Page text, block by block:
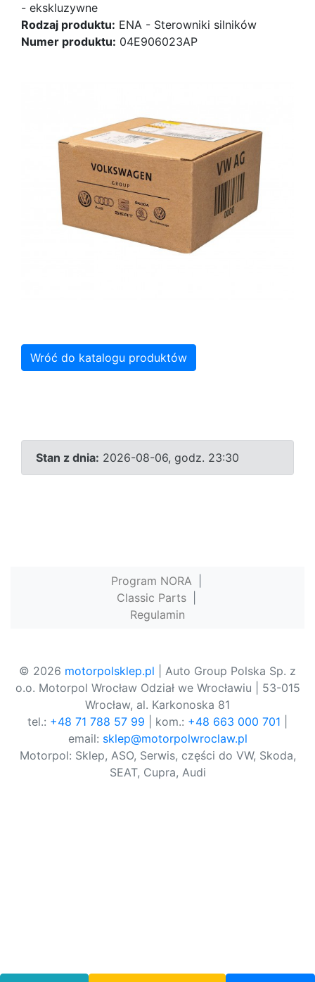
- ekskluzywne
Rodzaj produktu: ENA - Sterowniki silników
Numer produktu: 04E906023AP
Wróć do katalogu produktów
Stan z dnia: 2026-08-06, godz. 23:30
Program NORA
Classic Parts
Regulamin
© 2026 motorpolsklep.pl | Auto Group Polska Sp. z
o.o. Motorpol Wrocław Odział we Wrocławiu | 53-015
Wrocław, al. Karkonoska 81
tel.: +48 71 788 57 99 | kom.: +48 663 000 701
email: sklep@motorpolwroclaw.pl
Motorpol: Sklep, ASO, Serwis, części do VW, Skoda,
SEAT, Cupra, Audi